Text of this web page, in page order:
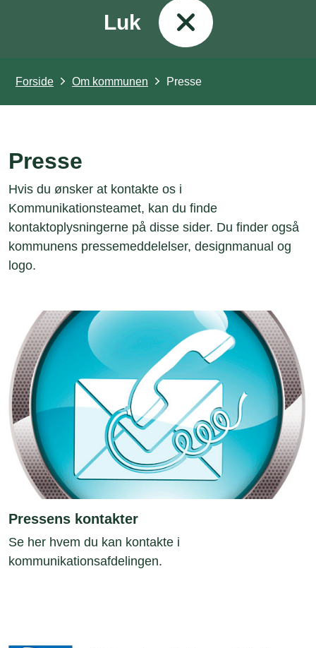
Luk
Forside Om kommunen Presse
Presse
Hvis du ønsker at kontakte os i
Kommunikationsteamet, kan du finde
kontaktoplysningerne på disse sider. Du finder også
kommunens pressemeddelelser, designmanual og
logo.
Pressens kontakter
Se her hvem du kan kontakte i
kommunikationsafdelingen.